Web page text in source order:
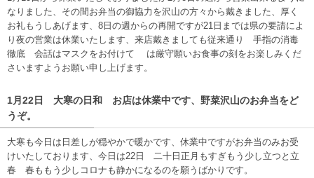
なりました、その間お弁当の御協力を沢山の方々から戴きました、厚く
お礼もうしあげます、8日の週からの再開ですが21日までは県の要請によ
り夜の営業は休業いたします、来店戴きましても従来通り 手指の消毒
徹底 会話はマスクをお付けて は厳守願いお食事の刻をお楽しみくだ
さいますようお願い申し上げます。
1月22日 大寒の日和 お店は休業中です、野菜沢山のお弁当をど
うぞ。
大寒も今日は日差しが穏やかで暖かです、休業中ですがお弁当のみお受
けいたしております、今日は22日 二十日正月もすぎもう少し立つと立
春 春ももう少しコロナも静かになるのを願うばかりです。